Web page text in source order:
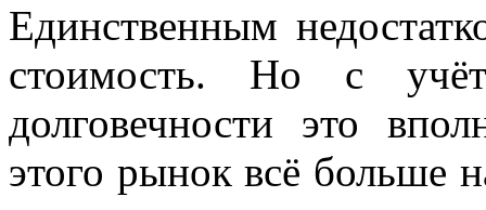
Единственным
стоимость. Но с
долговечности это
этого рынок всё больше